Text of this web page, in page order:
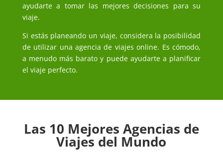
ayudarte a tomar las mejores decisiones para su
viaje.
Si estás planeando un viaje, considera la posibilidad
de utilizar una agencia de viajes online. Es cómodo,
a menudo más barato y puede ayudarte a planificar
el viaje perfecto.
Las 10 Mejores Agencias de
Viajes del Mundo